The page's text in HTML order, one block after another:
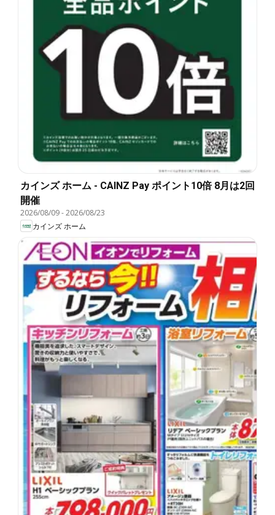
カインズ ホーム - CAINZ Pay ポイント10倍 8月は2回
開催
2026/08/09-2026/08/23
カインズ ホーム